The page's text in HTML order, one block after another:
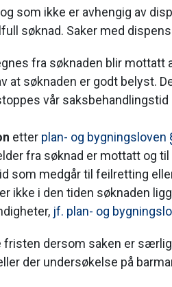
som ikke er avhengig av
søknad. Saker med
fra søknaden blir mottatt
at søknaden er godt belyst.
vår saksbehandlingstid
etter plan- og bygningsloven
fra søknad er mottatt og
som medgår til feilretting
ikke i den tiden søknaden
jf. plan- og
fristen dersom saken er
der undersøkelse på